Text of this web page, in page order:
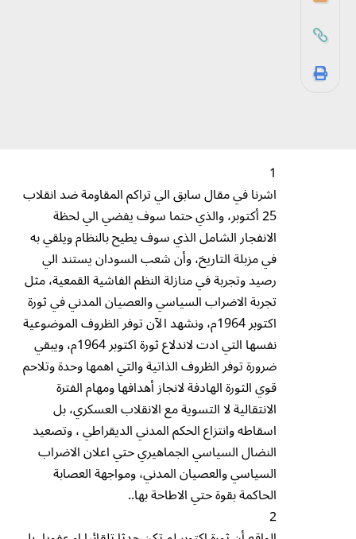
1
اشرنا في مقال سابق الي تراكم المقاومة ضد انقلاب
25 أكتوبر، والذي حتما سوف يفضي الي لحظة
الانفجار الشامل الذي سوف يطيح بالنظام ويلقي به
في مزبلة التاريخ، وأن شعب السودان يستند الي
رصيد وتجربة في منازلة النظم الفاشية القمعية، مثل
تجربة الاضراب السياسي والعصيان المدني في ثورة
اكتوبر 1964م، ونشهد الآن توفر الظروف الموضوعية
نفسها التي ادت لاندلاع ثورة اكتوبر 1964م، ويبقي
ضرورة توفر الظروف الذاتية والتي اهمها وحدة وتلاحم
قوي الثورة الهادفة لانجاز أهدافها ومهام الفترة
الانتقالية لا التسوية مع الانقلاب العسكري، بل
اسقاطه وانتزاع الحكم المدني الديقراطي ، وتصعيد
النضال السياسي الجماهيري حتي اعلان الاضراب
السياسي والعصيان المدني، ومواجهة العصابة
الحاكمة بقوة حتي الاطاحة بها..
2